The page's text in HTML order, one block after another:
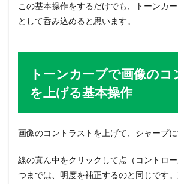
この基本操作をするだけでも、トーンカ
として呑み込めると思います。
トーンカーブで画像のコ
を上げる基本操作
画像のコントラストを上げて、シャープに
線の真ん中をクリックして点（コントロ
つまでは、明度を補正するのと同じです。